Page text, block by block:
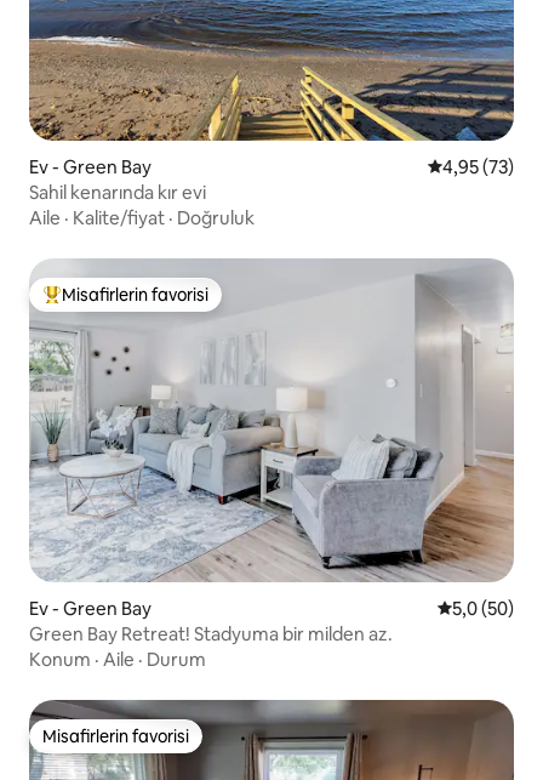
Ev - Green Bay 5 üzerinden
4,95 (73)
Sahil kenarında kır evi
Aile · Kalite/fiyat · Doğruluk
Misafirlerin favorilerinden en beğenilenler arasında
Misafirlerin favorisi
Ev - Green Bay 5 üzerinden
5,0 (50)
Green Bay Retreat! Stadyuma bir milden az.
Konum · Aile · Durum
Misafirlerin favorisi
Misafirlerin favorisi